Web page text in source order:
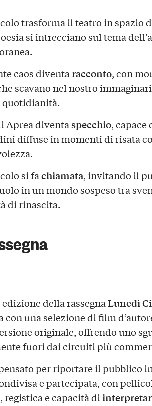
trasforma il teatro in spazio
si intrecciano sul tema
caos diventaracconto, con
scavano nel nostro
quotidianità.
Aprea diventaspecchio, capace
diffuse in momenti di risata
si fachiamata, invitando il
in un mondo sospeso tra
di rinascita.
della rassegnaLunedì
con una selezione di film
originale, offrendo uno
fuori dai circuiti più
per riportare il pubblico
e partecipata, con
registica e capacità di